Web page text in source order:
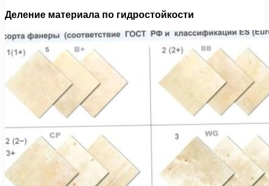
Деление материала по гидростойкости